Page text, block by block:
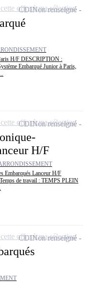
H/F DESCRIPTION :
Embarqué Junior à Paris,
CDINon renseigné
offre à ma sélection
H/F
Embarqués Lanceur H/F
de travail : TEMPS PLEIN
CDINon renseigné
offre à ma sélection
CDINon renseigné
offre à ma sélection